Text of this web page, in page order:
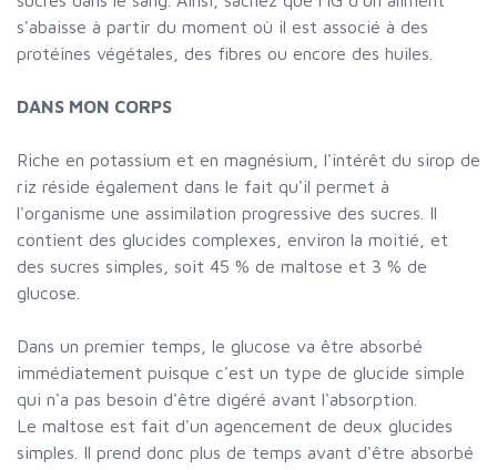
s'abaisse à partir du moment où il est associé à des
protéines végétales, des fibres ou encore des huiles.
DANS MON CORPS
Riche en potassium et en magnésium, l'intérêt du sirop de
riz réside également dans le fait qu'il permet à
l'organisme une assimilation progressive des sucres. Il
contient des glucides complexes, environ la moitié, et
des sucres simples, soit 45 % de maltose et 3 % de
glucose.
Dans un premier temps, le glucose va être absorbé
immédiatement puisque c'est un type de glucide simple
qui n'a pas besoin d'être digéré avant l'absorption.
Le maltose est fait d'un agencement de deux glucides
simples. Il prend donc plus de temps avant d'être absorbé